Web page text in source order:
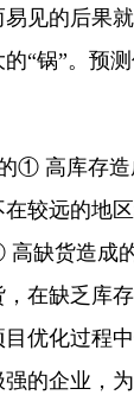
见的后果
“锅”。预
① 高库存
较远的地
缺货造成
在缺乏库
优化过程
的企业，